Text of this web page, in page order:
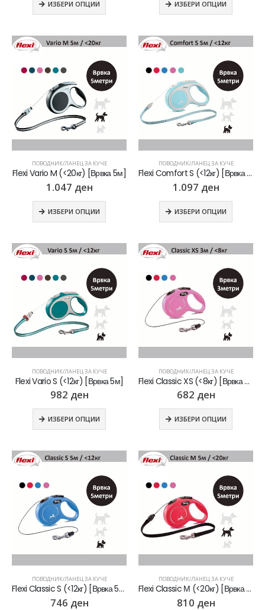
ИЗБЕРИ ОПЦИИ ИЗБЕРИ ОПЦИИ
ПОВОДНИК/ЛАНЕЦ ЗА КУЧЕ
Flexi Vario M (<20кг) [Врвка 5м]
1.047 ден
ИЗБЕРИ ОПЦИИ
ПОВОДНИК/ЛАНЕЦ ЗА КУЧЕ
Flexi Comfort S (<12кг) [Врвка 5м]
1.097 ден
ИЗБЕРИ ОПЦИИ
ПОВОДНИК/ЛАНЕЦ ЗА КУЧЕ
Flexi Vario S (<12кг) [Врвка 5м]
982 ден
ИЗБЕРИ ОПЦИИ
ПОВОДНИК/ЛАНЕЦ ЗА КУЧЕ
Flexi Classic XS (<8кг) [Врвка 3м]
682 ден
ИЗБЕРИ ОПЦИИ
ПОВОДНИК/ЛАНЕЦ ЗА КУЧЕ
Flexi Classic S (<12кг) [Врвка 5м]
746 ден
ПОВОДНИК/ЛАНЕЦ ЗА КУЧЕ
Flexi Classic М (<20кг) [Врвка 5м]
810 ден